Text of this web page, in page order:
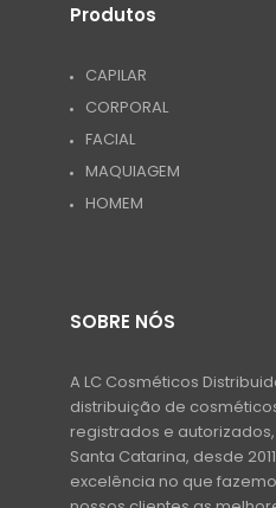
Produtos
CAPILAR
CORPORAL
FACIAL
MAQUIAGEM
HOMEM
SOBRE NÓS
A LC Cosméticos
distribuição de
registrados e
Santa Catarina, desde
excelência no que